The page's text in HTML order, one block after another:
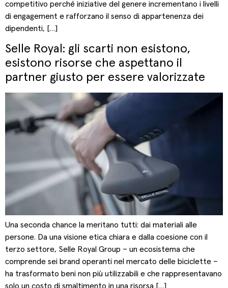
competitivo perché iniziative del genere incrementano i livelli
di engagement e rafforzano il senso di appartenenza dei
dipendenti, […]
Selle Royal: gli scarti non esistono,
esistono risorse che aspettano il
partner giusto per essere valorizzate
Una seconda chance la meritano tutti: dai materiali alle
persone. Da una visione etica chiara e dalla coesione con il
terzo settore, Selle Royal Group – un ecosistema che
comprende sei brand operanti nel mercato delle biciclette –
ha trasformato beni non più utilizzabili e che rappresentavano
solo un costo di smaltimento in una risorsa […]